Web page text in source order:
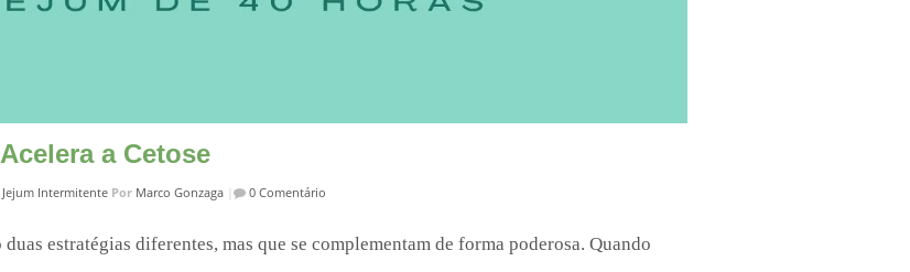
a Cetose
Jejum Intermitente Por Marco Gonzaga 0 Comentário
estratégias diferentes, mas que se complementam de forma poderosa. Quando